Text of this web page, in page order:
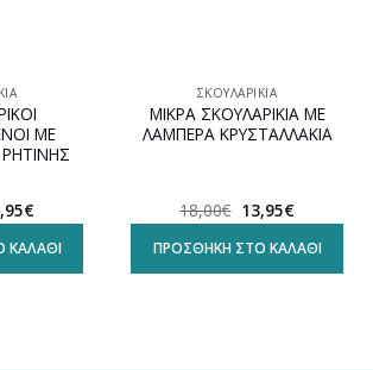
ΜΕ
€Η
τρέχουσα
τιμή
είναι:
19,95€.
ΚΑΛΆΘΙ
ΣΚΟΥΛΑΡΊΚΙΑ
ΜΙΚΡΑ ΣΚΟΥΛΑΡΙΚΙΑ ΜΕ
ΛΑΜΠΕΡΑ ΚΡΥΣΤΑΛΛΑΚΙΑ
18,00€ Original
price
was:
18,00€.
13,95€Η
τρέχουσα
τιμή
είναι:
13,95€.
ΠΡΟΣΘΉΚΗ ΣΤΟ ΚΑΛΆΘΙ